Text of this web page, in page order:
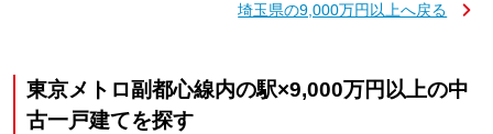
埼玉県の9,000万円以上へ戻る
東京メトロ副都心線内の駅×9,000万円以上の中
古一戸建てを探す